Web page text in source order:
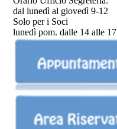
dal lunedì al giovedì 9-12
Solo per i Soci
lunedì pom. dalle 14 alle 17